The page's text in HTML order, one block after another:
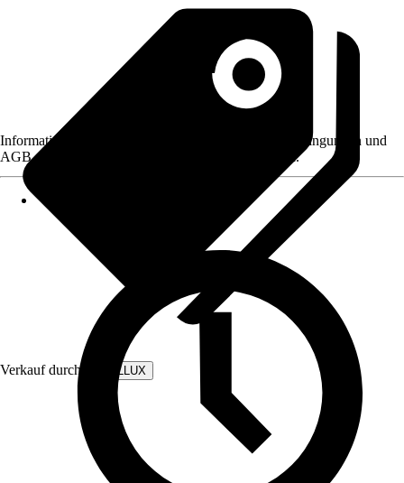
Verkauf durch: WALLLUX
Informationen des Verkäufers, wie z. B. Rückgabebedingungen und
AGB, finden Sie bei Klick auf den Verkäufernamen.